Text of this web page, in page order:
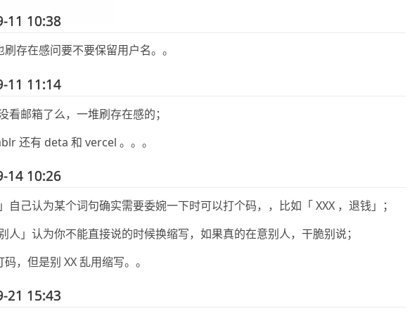
11 10:38
存在感问要不要保留用户名。。
11 11:14
看邮箱了么，一堆刷存在感的；
还有 deta 和 vercel 。。。
14 10:26
自己认为某个词句确实需要委婉一下时可以打个码，，比如「 XXX ，退钱」；
人」认为你不能直接说的时候换缩写，如果真的在意别人，干脆别说；
码，但是别 XX 乱用缩写。。
21 15:43